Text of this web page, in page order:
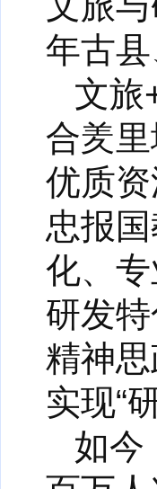
年古
文旅
合羑
优质
忠报
化、
研发
精神思
实现“
如今